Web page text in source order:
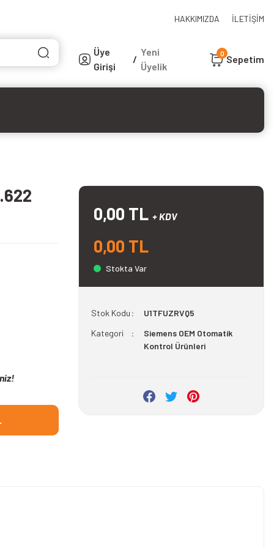
HAKKIMIZDA İLETİŞİM
Üye
Girişi
/
Yeni
Üyelik
0 Sepetim
0,00 TL + KDV
0,00 TL
Stokta Var
Stok Kodu
U1TFUZRVQ5
Kategori
Siemens OEM Otomatik
Kontrol Ürünleri